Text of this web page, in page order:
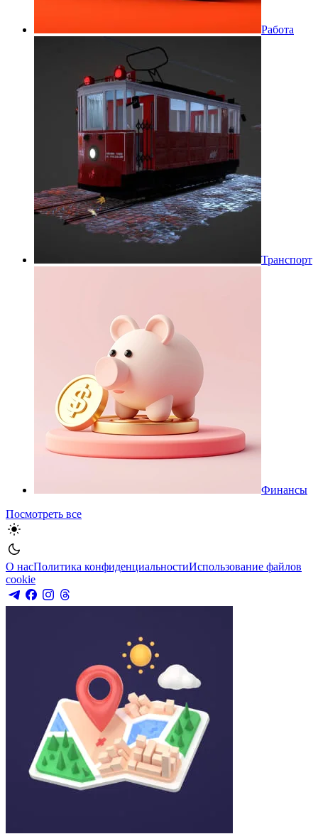
Работа
Транспорт
Финансы
Посмотреть все
О насПолитика конфиденциальностиИспользование файлов
cookie